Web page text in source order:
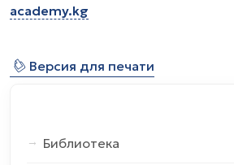
academy.kg
⎙ Версия для печати
Библиотека